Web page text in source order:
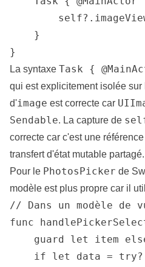
    }
}
La syntaxe Task {
qui est explicitement isolée
d'image est correcte car
Sendable. La capture de
correcte car c'est une
transfert d'état mutable partagé.
Pour le PhotosPicker de
modèle est plus propre car il
// Dans un modèle de
func
guard let item
if let data =